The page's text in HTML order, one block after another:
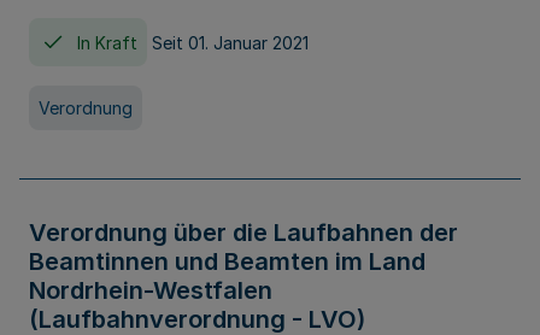
In Kraft Seit 01. Januar 2021
Verordnung
Verordnung über die Laufbahnen der
Beamtinnen und Beamten im Land
Nordrhein-Westfalen
(Laufbahnverordnung - LVO)